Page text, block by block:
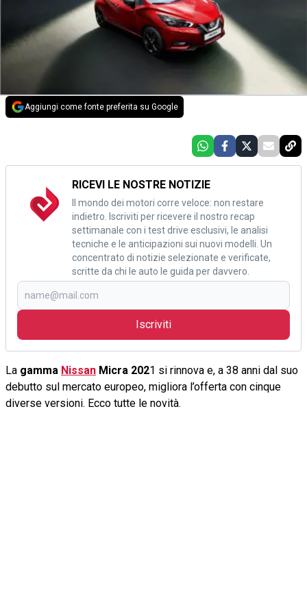
Aggiungi come fonte preferita su Google
RICEVI LE NOSTRE NOTIZIE
Il mondo dei motori corre veloce: non restare
indietro. Iscriviti per ricevere il nostro recap
settimanale con i test drive esclusivi, le analisi
tecniche e le anticipazioni sui nuovi modelli. Un
concentrato di notizie selezionate e verificate,
scritte da chi le auto le guida per davvero.
Iscriviti
La gamma Nissan Micra 2021 si rinnova e, a 38 anni dal suo
debutto sul mercato europeo, migliora l’offerta con cinque
diverse versioni. Ecco tutte le novità.